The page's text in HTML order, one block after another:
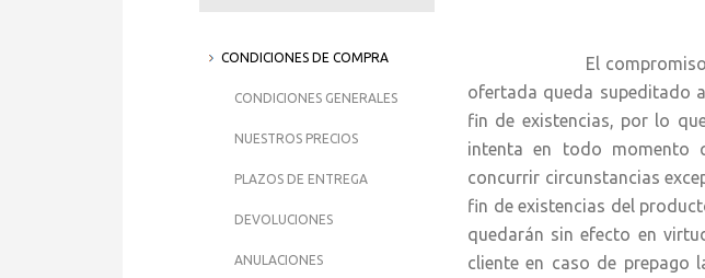
El compromiso
ofertada queda supeditado
fin de existencias, por lo
intenta en todo momento
concurrir circunstancias
fin de existencias del
quedarán sin efecto en
cliente en caso de prepago
CONDICIONES DE COMPRA
CONDICIONES GENERALES
NUESTROS PRECIOS
PLAZOS DE ENTREGA
DEVOLUCIONES
ANULACIONES